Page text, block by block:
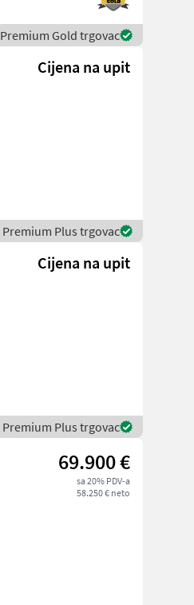
Premium Gold trgovac
Cijena na upit
Premium Plus trgovac
Cijena na upit
Premium Plus trgovac
69.900 €
sa 20% PDV-a
58.250 € neto